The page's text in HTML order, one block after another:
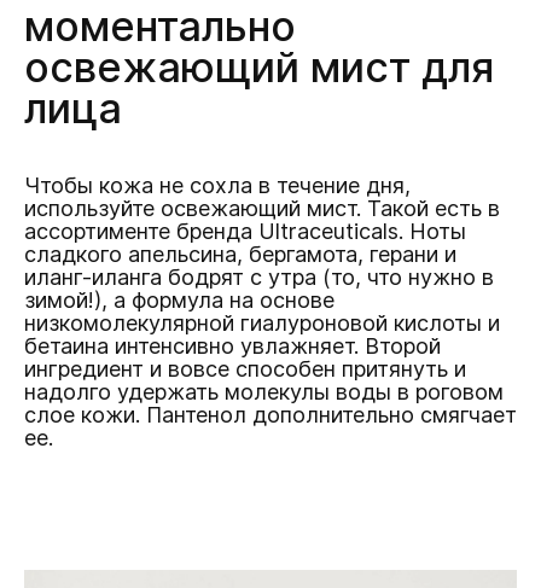
моментально
освежающий мист для
лица
Чтобы кожа не сохла в течение дня,
используйте освежающий мист. Такой есть в
ассортименте бренда Ultraceuticals. Ноты
сладкого апельсина, бергамота, герани и
иланг-иланга бодрят с утра (то, что нужно в
зимой!), а формула на основе
низкомолекулярной гиалуроновой кислоты и
бетаина интенсивно увлажняет. Второй
ингредиент и вовсе способен притянуть и
надолго удержать молекулы воды в роговом
слое кожи. Пантенол дополнительно смягчает
ее.